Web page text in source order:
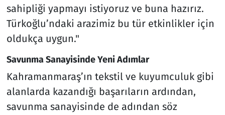
sahipliği yapmayı istiyoruz ve buna hazırız.
Türkoğlu’ndaki arazimiz bu tür etkinlikler için
oldukça uygun."
Savunma Sanayisinde Yeni Adımlar
Kahramanmaraş’ın tekstil ve kuyumculuk gibi
alanlarda kazandığı başarıların ardından,
savunma sanayisinde de adından söz